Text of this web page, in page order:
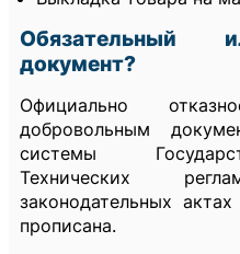
Обязательный
документ?
Официально
добровольным
системы
Технических
законодательных
прописана.